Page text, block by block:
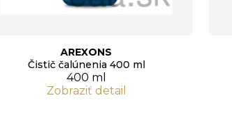
AREXONS
Čistič čalúnenia 400 ml
400 ml
Zobraziť detail